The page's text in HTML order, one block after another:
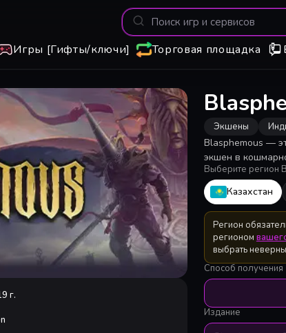
Игры [Гифты/ключи] Торговая площадка
г.
Экшены
Blasphemous —
экшен в
придется много и
Исследуйте мир,
беспощадно
стоят на пути к
вечных мук.
Выберите регион
Казахстан
Регион
регионом
выбрать
Способ получения
Издание